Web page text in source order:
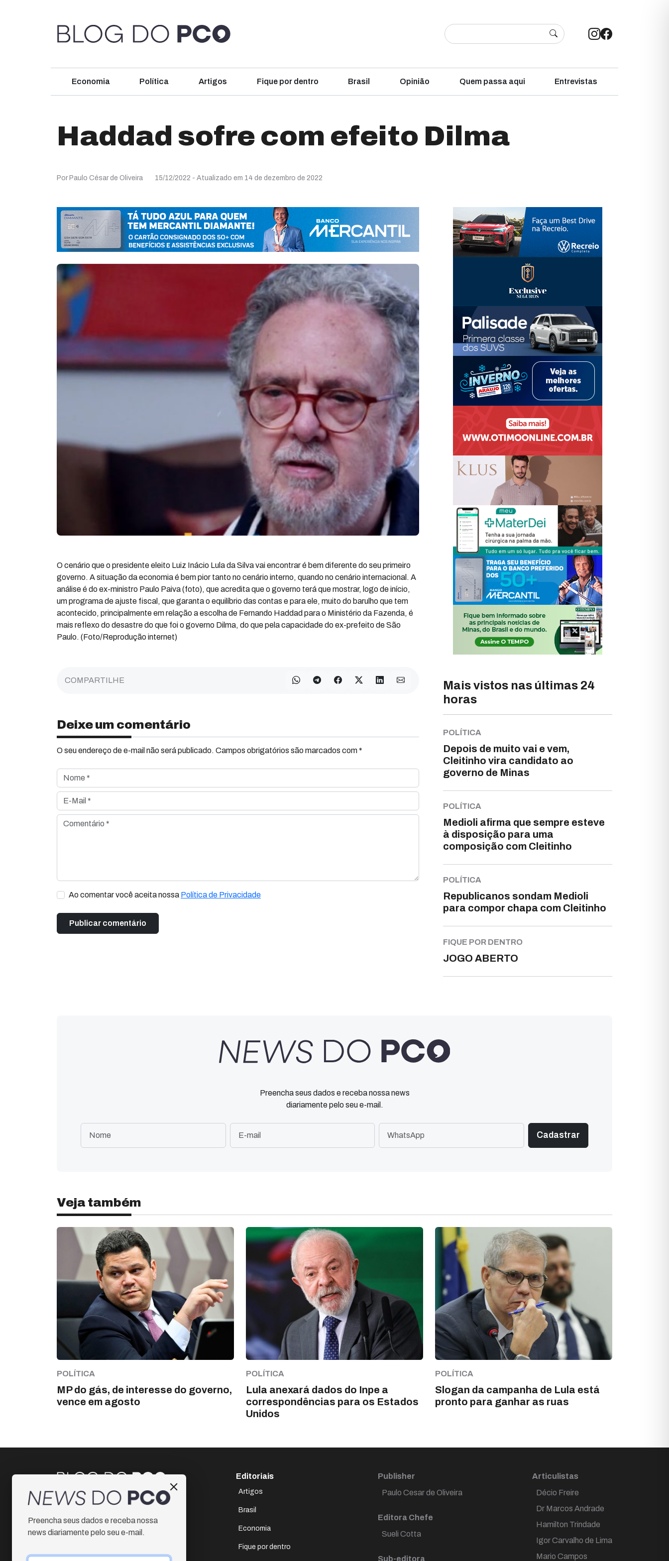
Economia Política Artigos Fique por dentro Brasil Opinião Quem passa aqui Entrevistas
Haddad sofre com efeito Dilma
Por Paulo César de Oliveira 15/12/2022 - Atualizado em 14 de dezembro de 2022
O cenário que o presidente eleito Luiz Inácio Lula da Silva vai encontrar é bem diferente do seu primeiro
governo. A situação da economia é bem pior tanto no cenário interno, quando no cenário internacional. A
análise é do ex-ministro Paulo Paiva (foto), que acredita que o governo terá que mostrar, logo de início,
um programa de ajuste fiscal, que garanta o equilíbrio das contas e para ele, muito do barulho que tem
acontecido, principalmente em relação a escolha de Fernando Haddad para o Ministério da Fazenda, é
mais reflexo do desastre do que foi o governo Dilma, do que pela capacidade do ex-prefeito de São
Paulo. (Foto/Reprodução internet)
COMPARTILHE
Deixe um comentário
O seu endereço de e-mail não será publicado. Campos obrigatórios são marcados com *
Nome *
E-Mail *
Comentário *
Ao comentar você aceita nossa Política de Privacidade
Mais vistos nas últimas 24
horas
POLÍTICA
Depois de muito vai e vem,
Cleitinho vira candidato ao
governo de Minas
POLÍTICA
Medioli afirma que sempre esteve
à disposição para uma
composição com Cleitinho
POLÍTICA
Republicanos sondam Medioli
para compor chapa com Cleitinho
FIQUE POR DENTRO
JOGO ABERTO
Preencha seus dados e receba nossa news
diariamente pelo seu e-mail.
Veja também
POLÍTICA
MP do gás, de interesse do governo,
vence em agosto
POLÍTICA
Lula anexará dados do Inpe a
correspondências para os Estados
Unidos
POLÍTICA
Slogan da campanha de Lula está
pronto para ganhar as ruas
Instagram
Facebook
Editoriais
Artigos
Brasil
Economia
Fique por dentro
Publisher
Paulo Cesar de Oliveira
Editora Chefe
Sueli Cotta
Sub-editora
Articulistas
Décio Freire
Dr Marcos Andrade
Hamilton Trindade
Igor Carvalho de Lima
Mario Campos
Preencha seus dados e receba nossa
news diariamente pelo seu e-mail.